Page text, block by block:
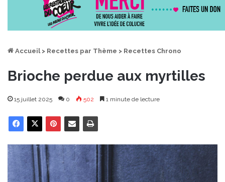
Accueil > Recettes par Thème > Recettes Chrono
Brioche perdue aux myrtilles
15 juillet 2025 0 502 1 minute de lecture